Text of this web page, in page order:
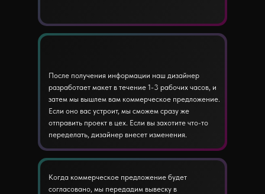
После получения информации наш дизайнер
разработает макет в течение 1-3 рабочих часов, и
затем мы вышлем вам коммерческое предложение.
Если оно вас устроит, мы сможем сразу же
отправить проект в цех. Если вы захотите что-то
переделать, дизайнер внесет изменения.
Когда коммерческое предложение будет
согласовано, мы передадим вывеску в